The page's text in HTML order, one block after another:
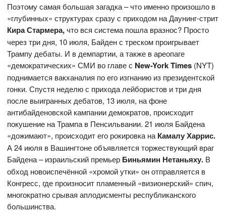
Поэтому самая большая загадка – что именно произошло в
«глубинных» структурах сразу с приходом на Даунинг-стрит
Кира Стармера,что вся система пошла вразнос? Просто
через три дня, 10 июля, Байден с треском проигрывает
Трампу дебаты. И в демпартии, а также в ареопаге
«демократических» СМИ во главе с New-YorkTimes (NYT)
поднимается вакханалия по его изгнанию из президентской
гонки. Спустя неделю с прихода лейбористов и три дня
после выигранных дебатов, 13 июля, на фоне
антибайденовской кампании демократов, происходит
покушение на Трампа в Пенсильвании. 21 июля Байдена
«дожимают», происходит его рокировка на Камалу Харрис.
А 24 июля в Вашингтоне объявляется торжествующий враг
Байдена – израильский премьер Биньямин Нетаньяху. В
обход новоиспечённой «хромой утки» он отправляется в
Конгресс, где произносит пламенный «визионерский» спич,
многократно срывая аплодисменты республиканского
большинства.